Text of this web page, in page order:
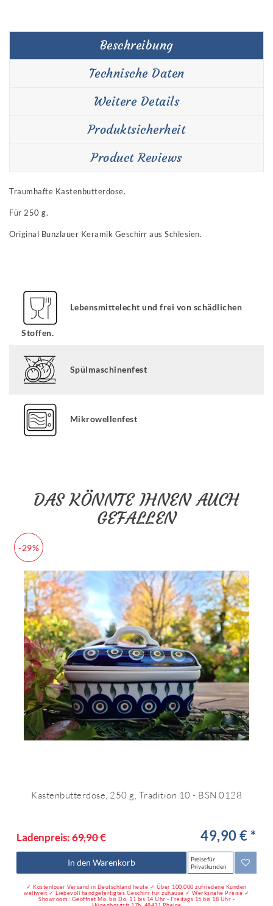
Beschreibung
Technische Daten
Weitere Details
Produktsicherheit
Product Reviews
Traumhafte Kastenbutterdose.
Für 250 g.
Original Bunzlauer Keramik Geschirr aus Schlesien.
Lebensmittelecht und frei von schädlichen
Stoffen.
Spülmaschinenfest
Mikrowellenfest
DAS KÖNNTE IHNEN AUCH
GEFALLEN
-29%
Kastenbutterdose, 250 g, Tradition 10 - BSN 0128
Ladenpreis:69,90 € 49,90 € *
In den Warenkorb
Preise für
Privatkunden
✓ Kostenloser Versand in Deutschland heute ✓ Über 100.000 zufriedene Kunden
weltweit ✓ Liebevoll handgefertigtes Geschirr für zuhause ✓ Werksnahe Preise ✓
Showroom : Geöffnet Mo. bis Do. 11 bis 14 Uhr - Freitags 15 bis 18 Uhr -